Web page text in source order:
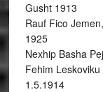
Gusht 1913
Rauf Fico
1925
Nexhip Basha
Fehim
1.5.1914